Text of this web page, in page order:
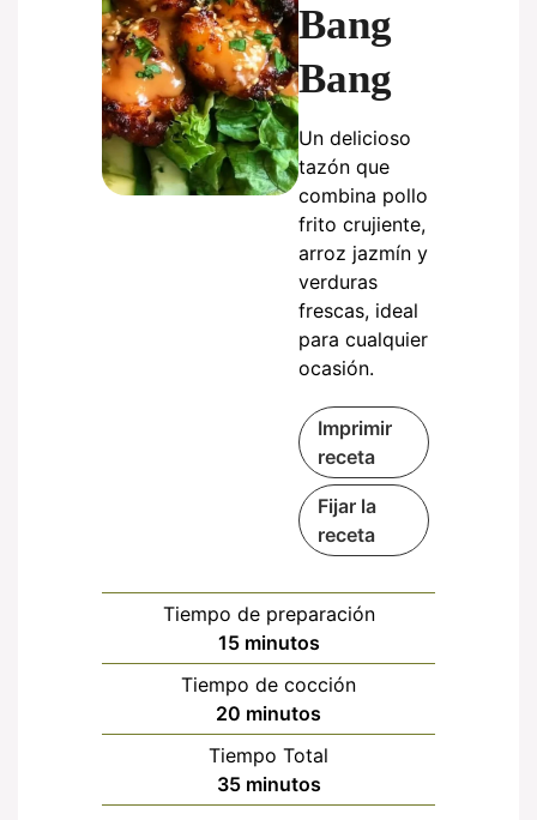
Bang
Bang
Un delicioso
tazón que
combina pollo
frito crujiente,
arroz jazmín y
verduras
frescas, ideal
para cualquier
ocasión.
Imprimir
receta
Fijar la
receta
Tiempo de preparación
15minutos
minutos
Tiempo de cocción
20 minutos
minutos
Tiempo Total
35minutos
minutos